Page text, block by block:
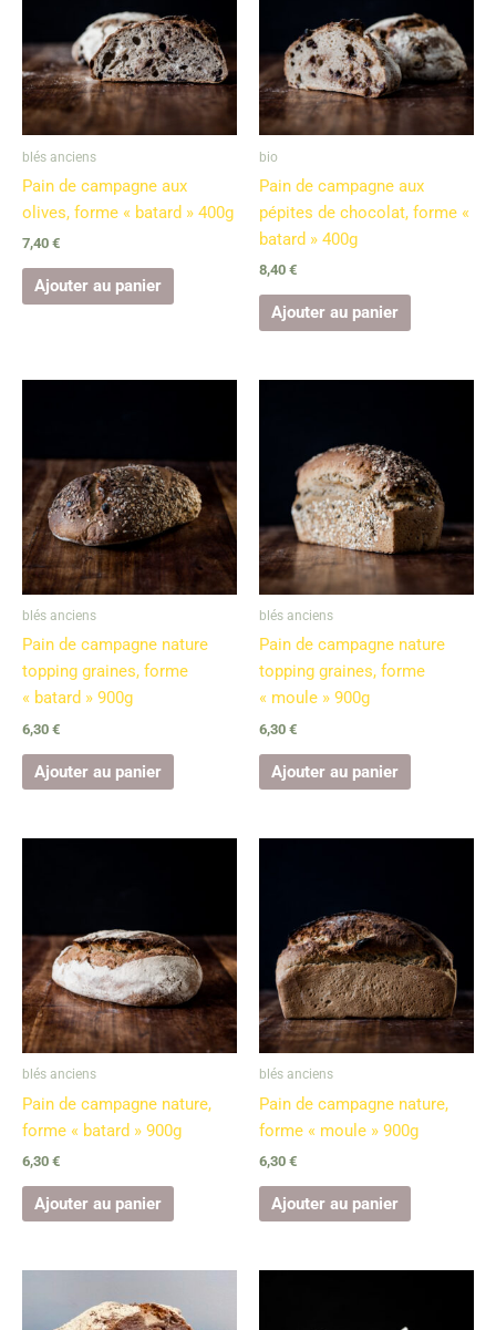
blés anciens
Pain de campagne aux
olives, forme « batard » 400g
7,40 €
Ajouter au panier
bio
Pain de campagne aux
pépites de chocolat, forme «
batard » 400g
8,40 €
Ajouter au panier
blés anciens
Pain de campagne nature
topping graines, forme
« batard » 900g
6,30 €
Ajouter au panier
blés anciens
Pain de campagne nature
topping graines, forme
« moule » 900g
6,30 €
Ajouter au panier
blés anciens
Pain de campagne nature,
forme « batard » 900g
6,30 €
Ajouter au panier
blés anciens
Pain de campagne nature,
forme « moule » 900g
6,30 €
Ajouter au panier